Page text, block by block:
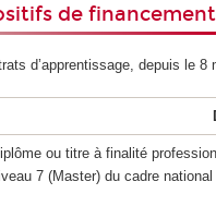
de financement
d’apprentissage, depuis le 8
ou titre à finalité
7 (Master) du cadre